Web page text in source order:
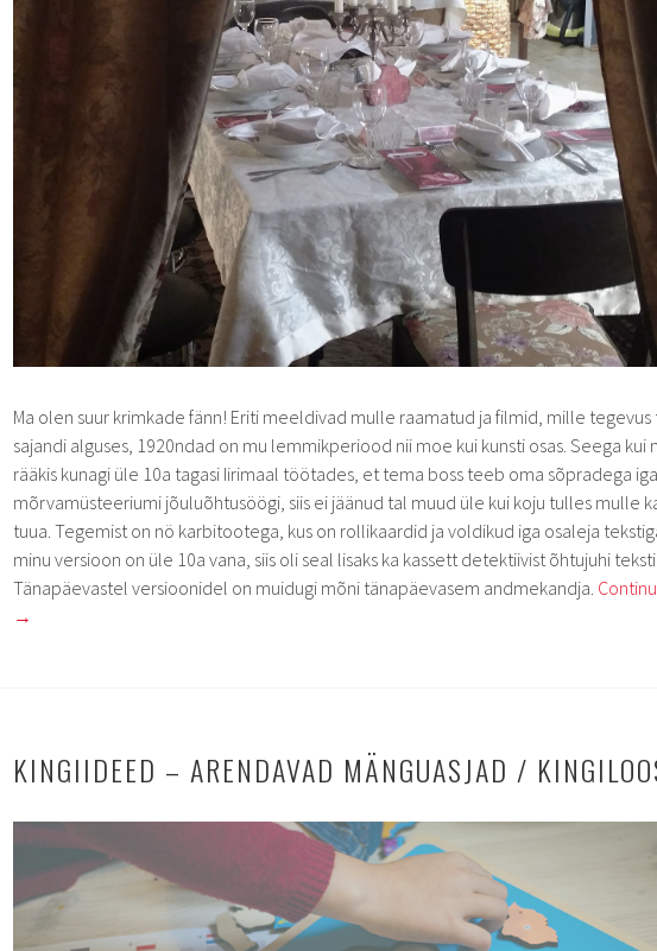
Ma olen suur krimkade fänn! Eriti meeldivad mulle raamatud ja filmid, mille tegevus
sajandi alguses, 1920ndad on mu lemmikperiood nii moe kui kunsti osas. Seega kui
rääkis kunagi üle 10a tagasi Iirimaal töötades, et tema boss teeb oma sõpradega
mõrvamüsteeriumi jõuluõhtusöögi, siis ei jäänud tal muud üle kui koju tulles mulle
tuua. Tegemist on nö karbitootega, kus on rollikaardid ja voldikud iga osaleja
minu versioon on üle 10a vana, siis oli seal lisaks ka kassett detektiivist õhtujuhi
Tänapäevastel versioonidel on muidugi mõni tänapäevasem andmekandja.
→
KINGIIDEED – ARENDAVAD MÄNGUASJAD /